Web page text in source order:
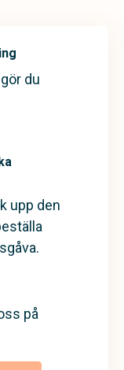
du
upp den
på